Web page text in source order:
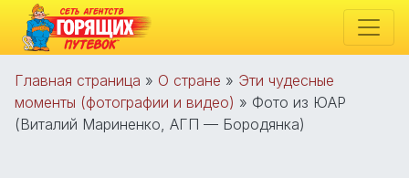
Главная страница » О стране » Эти чудесные
моменты (фотографии и видео) » Фото из ЮАР
(Виталий Мариненко, АГП — Бородянка)